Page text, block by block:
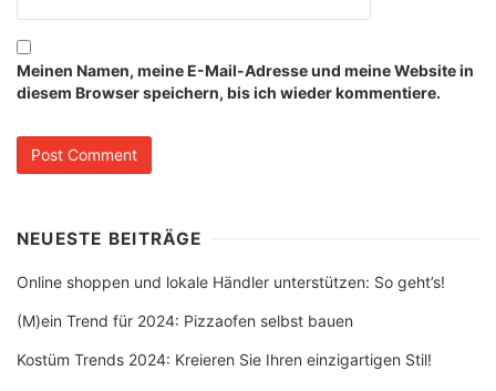
Meinen Namen, meine E-Mail-Adresse und meine Website in
diesem Browser speichern, bis ich wieder kommentiere.
NEUESTE BEITRÄGE
Online shoppen und lokale Händler unterstützen: So geht’s!
(M)ein Trend für 2024: Pizzaofen selbst bauen
Kostüm Trends 2024: Kreieren Sie Ihren einzigartigen Stil!